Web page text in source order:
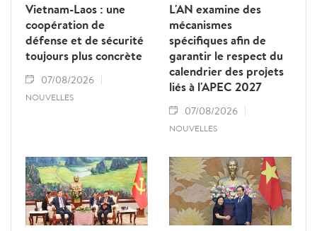
Vietnam-Laos : une
coopération de
défense et de sécurité
toujours plus concrète
07/08/2026
NOUVELLES
L'AN examine des
mécanismes
spécifiques afin de
garantir le respect du
calendrier des projets
liés à l'APEC 2027
07/08/2026
NOUVELLES